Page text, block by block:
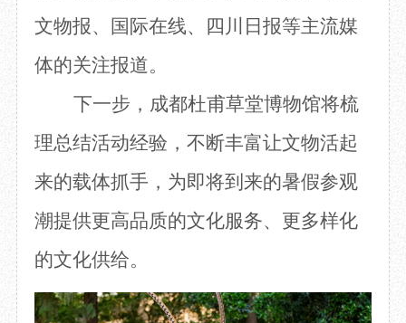
文物报、国际在线、四川日报等主流媒
体的关注报道。
下一步，成都杜甫草堂博物馆将梳
理总结活动经验，不断丰富让文物活起
来的载体抓手，为即将到来的暑假参观
潮提供更高品质的文化服务、更多样化
的文化供给。